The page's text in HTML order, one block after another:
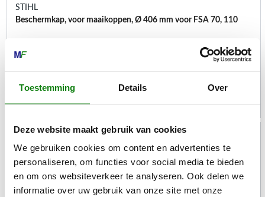
Toestemming Details Over
Deze website maakt gebruik van cookies
We gebruiken cookies om content en advertenties te
personaliseren, om functies voor social media te bieden
en om ons websiteverkeer te analyseren. Ook delen we
informatie over uw gebruik van onze site met onze
STIHL
Beschermkap, voor maaikoppen, Ø 406 mm voor FSA 70, 110
Beschermkappen